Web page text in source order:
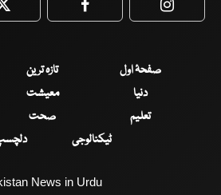
Twitter Facebook
صفحۂ اول تازہ ترین
دنیا
معیشت
تعلیم
صحت
ٹیکنالوجی
News in Urdu